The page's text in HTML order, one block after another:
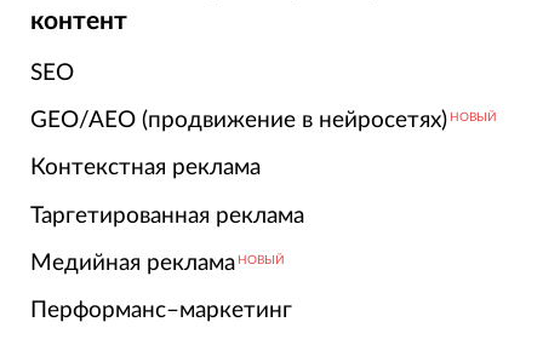
контент
SEO
GEO/AEO (продвижение в нейросетях) НОВЫЙ
Контекстная реклама
Таргетированная реклама
Медийная реклама НОВЫЙ
Перформанс–маркетинг